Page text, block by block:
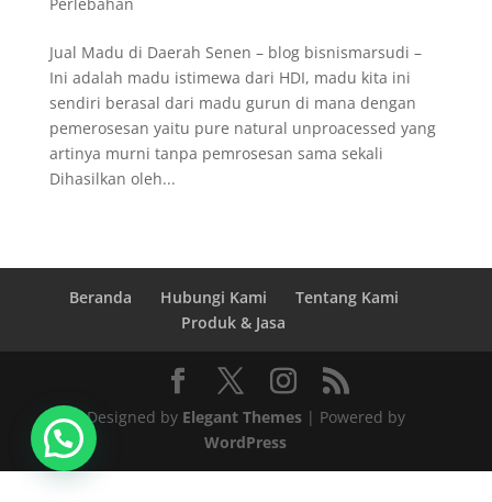
Jual Madu di Daerah Senen – blog bisnismarsudi –
Ini adalah madu istimewa dari HDI, madu kita ini
sendiri berasal dari madu gurun di mana dengan
pemerosesan yaitu pure natural unproacessed yang
artinya murni tanpa pemrosesan sama sekali
Dihasilkan oleh...
Beranda Hubungi Kami
Tentang Kami
Produk & Jasa
Designed by Elegant Themes| Powered by
WordPress